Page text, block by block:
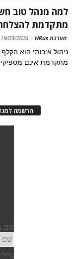
למה מנהל טוב
מתקדמת
מערכת HRus -
19/03/2026
ניהול איכותי הוא
מתקדמת אינם
הרשמה